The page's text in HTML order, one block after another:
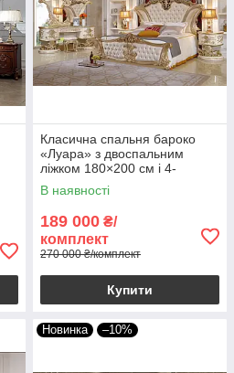
Класична спальня бароко
«Луара» з двоспальним
ліжком 180×200 см і 4-
дверною шафою
В наявності
189 000 ₴/
комплект
270 000 ₴/комплект
Купити
Новинка –10%